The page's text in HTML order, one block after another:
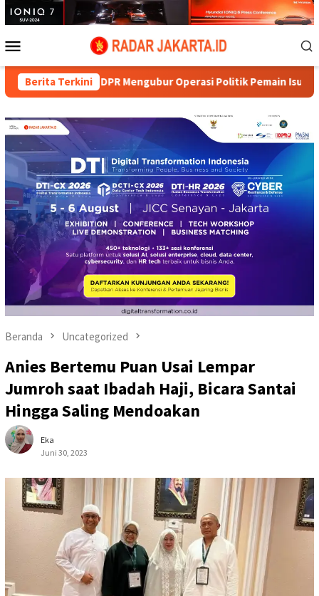
Loncat
ke
Mobile
Berita Terkini
Mengubur Operasi Politik Pemain Isu Pergantian Kapolri
Beranda Uncategorized
Anies Bertemu Puan Usai Lempar
Jumroh saat Ibadah Haji, Bicara Santai
Hingga Saling Mendoakan
Eka
Juni 30, 2023